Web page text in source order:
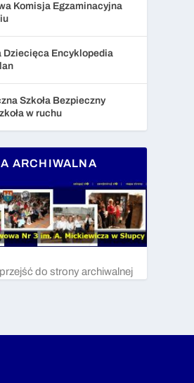
Komisja Egzaminacyjna
Dziecięca Encyklopedia
Szkoła Bezpieczny
w ruchu
ARCHIWALNA
do strony archiwalnej